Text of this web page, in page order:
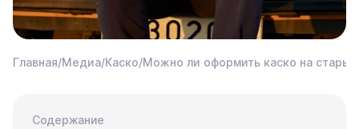
Главная/Медиа/Каско/Можно ли оформить каско на
Содержание